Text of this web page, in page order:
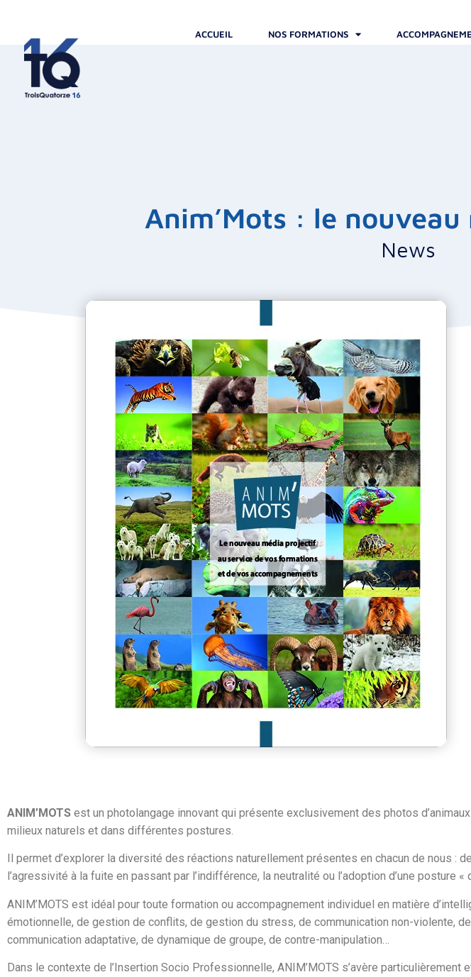
ACCUEIL NOS FORMATIONS
Anim’Mots : le
News
ANIM’MOTS est un photolangage innovant qui présente exclusivement des photos
milieux naturels et dans différentes postures.
Il permet d’explorer la diversité des réactions naturellement présentes en chacun de nous : de
l’agressivité à la fuite en passant par l’indifférence, la neutralité ou l’adoption d’une posture «
ANIM’MOTS est idéal pour toute formation ou accompagnement individuel en matière
émotionnelle, de gestion de conflits, de gestion du stress, de communication non-violente, de
communication adaptative, de dynamique de groupe, de contre-manipulation…
Dans le contexte de l’Insertion Socio Professionnelle, ANIM’MOTS s’avère particulièrement